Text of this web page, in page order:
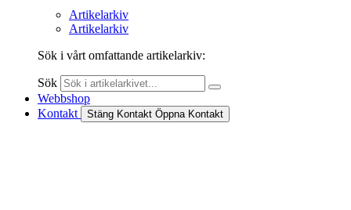
Artikelarkiv
Artikelarkiv
Sök i vårt omfattande artikelarkiv:
Sök
Webbshop
Kontakt
Stäng Kontakt Öppna Kontakt